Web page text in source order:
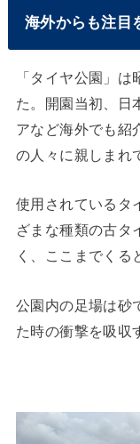
海外からも注目
「タイヤ公園」
た。開園当初、日
アなど海外でも紹
の人々に親しまれ
使用されているタ
ざまな種類の古タ
く、ここまでくる
公園内の足場は砂
た時の衝撃を吸収